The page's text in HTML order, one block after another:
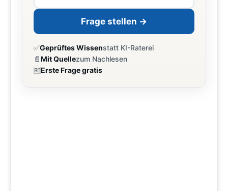
Frage stellen →
✅Geprüftes Wissenstatt KI-Raterei
📄Mit Quellezum Nachlesen
🆓Erste Frage gratis